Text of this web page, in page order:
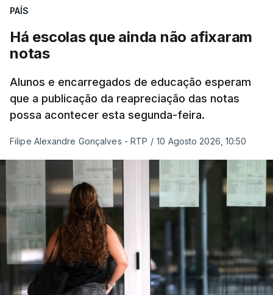
PAÍS
Há escolas que ainda não afixaram
notas
Alunos e encarregados de educação esperam
que a publicação da reapreciação das notas
possa acontecer esta segunda-feira.
Filipe Alexandre Gonçalves - RTP / 10 Agosto 2026, 10:50